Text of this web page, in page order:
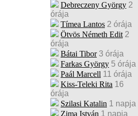
Debreczeny György 2
órája
Tímea Lantos 2 órája
Ötvös Németh Edit 2
órája
Bátai Tibor 3 órája
Farkas György 5 órája
Paál Marcell 11 órája
Kiss-Teleki Rita 16
órája
Szilasi Katalin 1 napja
Zima István 1 napja